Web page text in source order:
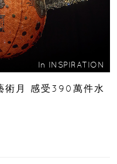
In INSPIRATION
術月 感受390萬件水